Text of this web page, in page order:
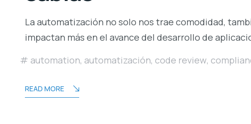
La automatización no solo nos trae comodidad,
impactan más en el avance del desarrollo de
automation, automatización, code review,
READ MORE